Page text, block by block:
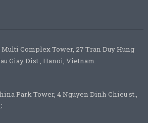
Complex Tower, 27 Tran Duy Hung
Giay Dist., Hanoi, Vietnam.
Park Tower, 4 Nguyen Dinh Chieu st.,